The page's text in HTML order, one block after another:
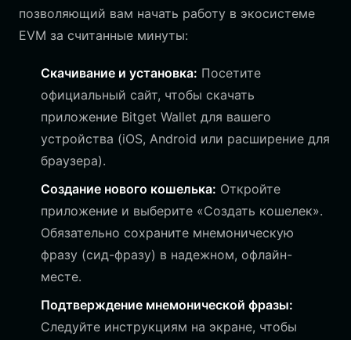
позволяющий вам начать работу в экосистеме
EVM за считанные минуты:
Скачивание и установка: Посетите
официальный сайт, чтобы скачать
приложение Bitget Wallet для вашего
устройства (iOS, Android или расширение для
браузера).
Создание нового кошелька: Откройте
приложение и выберите «Создать кошелек».
Обязательно сохраните мнемоническую
фразу (сид-фразу) в надежном, офлайн-
месте.
Подтверждение мнемонической фразы:
Следуйте инструкциям на экране, чтобы